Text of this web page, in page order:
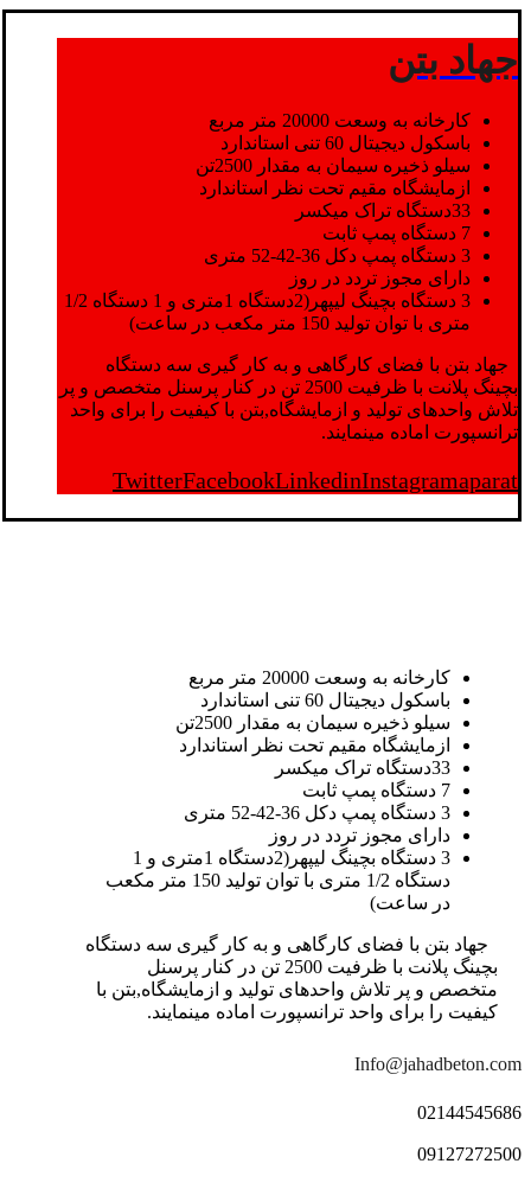
جهاد بتن
کارخانه به وسعت 20000 متر مربع
باسکول دیجیتال 60 تنی استاندارد
سیلو ذخیره سیمان به مقدار 2500تن
ازمایشگاه مقیم تحت نظر استاندارد
33دستگاه تراک میکسر
7 دستگاه پمپ ثابت
3 دستگاه پمپ دکل 36-42-52 متری
دارای مجوز تردد در روز
3 دستگاه بچینگ لیپهر(2دستگاه 1متری و 1 دستگاه 1/2
متری با توان تولید 150 متر مکعب در ساعت)
جهاد بتن با فضای کارگاهی و به کار گیری سه دستگاه
بچینگ پلانت با ظرفیت 2500 تن در کنار پرسنل متخصص و پر
تلاش واحدهای تولید و ازمایشگاه,بتن با کیفیت را برای واحد
ترانسپورت اماده مینمایند.
TwitterFacebookLinkedinInstagramaparat
کارخانه به وسعت 20000 متر مربع
باسکول دیجیتال 60 تنی استاندارد
سیلو ذخیره سیمان به مقدار 2500تن
ازمایشگاه مقیم تحت نظر استاندارد
33دستگاه تراک میکسر
7 دستگاه پمپ ثابت
3 دستگاه پمپ دکل 36-42-52 متری
دارای مجوز تردد در روز
3 دستگاه بچینگ لیپهر(2دستگاه 1متری و 1
دستگاه 1/2 متری با توان تولید 150 متر مکعب
در ساعت)
جهاد بتن با فضای کارگاهی و به کار گیری سه دستگاه
بچینگ پلانت با ظرفیت 2500 تن در کنار پرسنل
متخصص و پر تلاش واحدهای تولید و ازمایشگاه,بتن با
کیفیت را برای واحد ترانسپورت اماده مینمایند.
Info@jahadbeton.com
02144545686
09127272500